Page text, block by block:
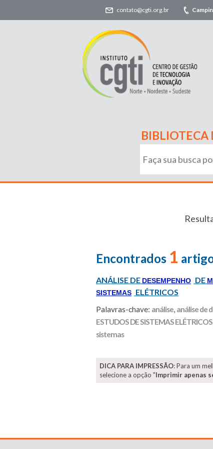
contato@cgti.org.br
BIBLIOTECA
Encontrados 1
ANÁLISE DE DESEMPENHO DE
SISTEMAS ELÉTRICOS
Palavras-chave: análise, análise de
ESTUDOS DE SISTEMAS ELÉTRICOS
sistemas
DICA PARA IMPRESSÃO: Para um
selecione a opção "Imprimir apenas